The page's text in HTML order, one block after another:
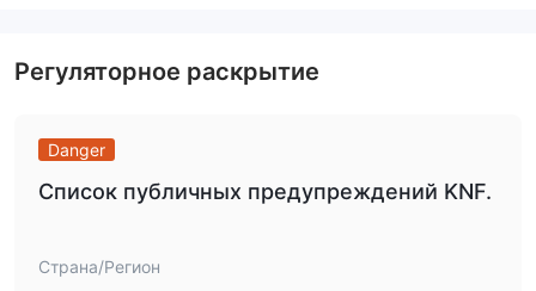
Регуляторное раскрытие
Danger
Список публичных предупреждений KNF.
Страна/Регион